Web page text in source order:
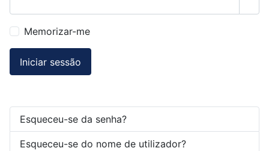
Memorizar-me
Iniciar sessão
Esqueceu-se da senha?
Esqueceu-se do nome de utilizador?